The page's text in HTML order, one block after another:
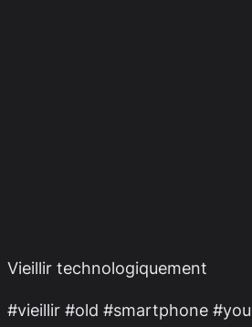
Vieillir technologiquement
#vieillir #old #smartphone